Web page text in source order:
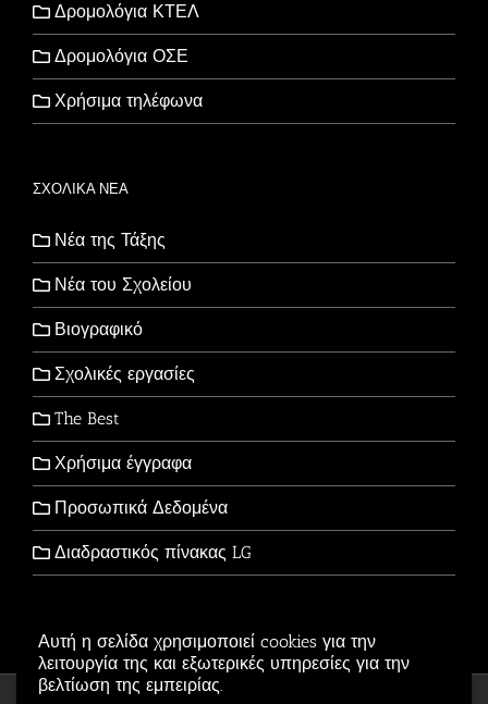
Αυτή η σελίδα χρησιμοποιεί cookies για την
λειτουργία της και εξωτερικές υπηρεσίες για την
βελτίωση της εμπειρίας.
Δρομολόγια ΚΤΕΛ
Δρομολόγια ΟΣΕ
Χρήσιμα τηλέφωνα
ΣΧΟΛΙΚΑ ΝΕΑ
Νέα της Τάξης
Νέα του Σχολείου
Βιογραφικό
Σχολικές εργασίες
The Best
Χρήσιμα έγγραφα
Προσωπικά Δεδομένα
Διαδραστικός πίνακας LG